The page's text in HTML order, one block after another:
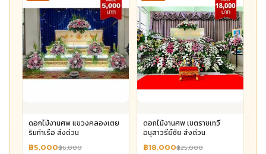
ดอกไม้งานศพ แขวงคลองเตย
ริมท่าเรือ ส่งด่วน
฿5,000฿6,000
ดอกไม้งานศพ เขตราชเทวี
อนุสาวรีย์ชัย ส่งด่วน
฿18,000฿25,000